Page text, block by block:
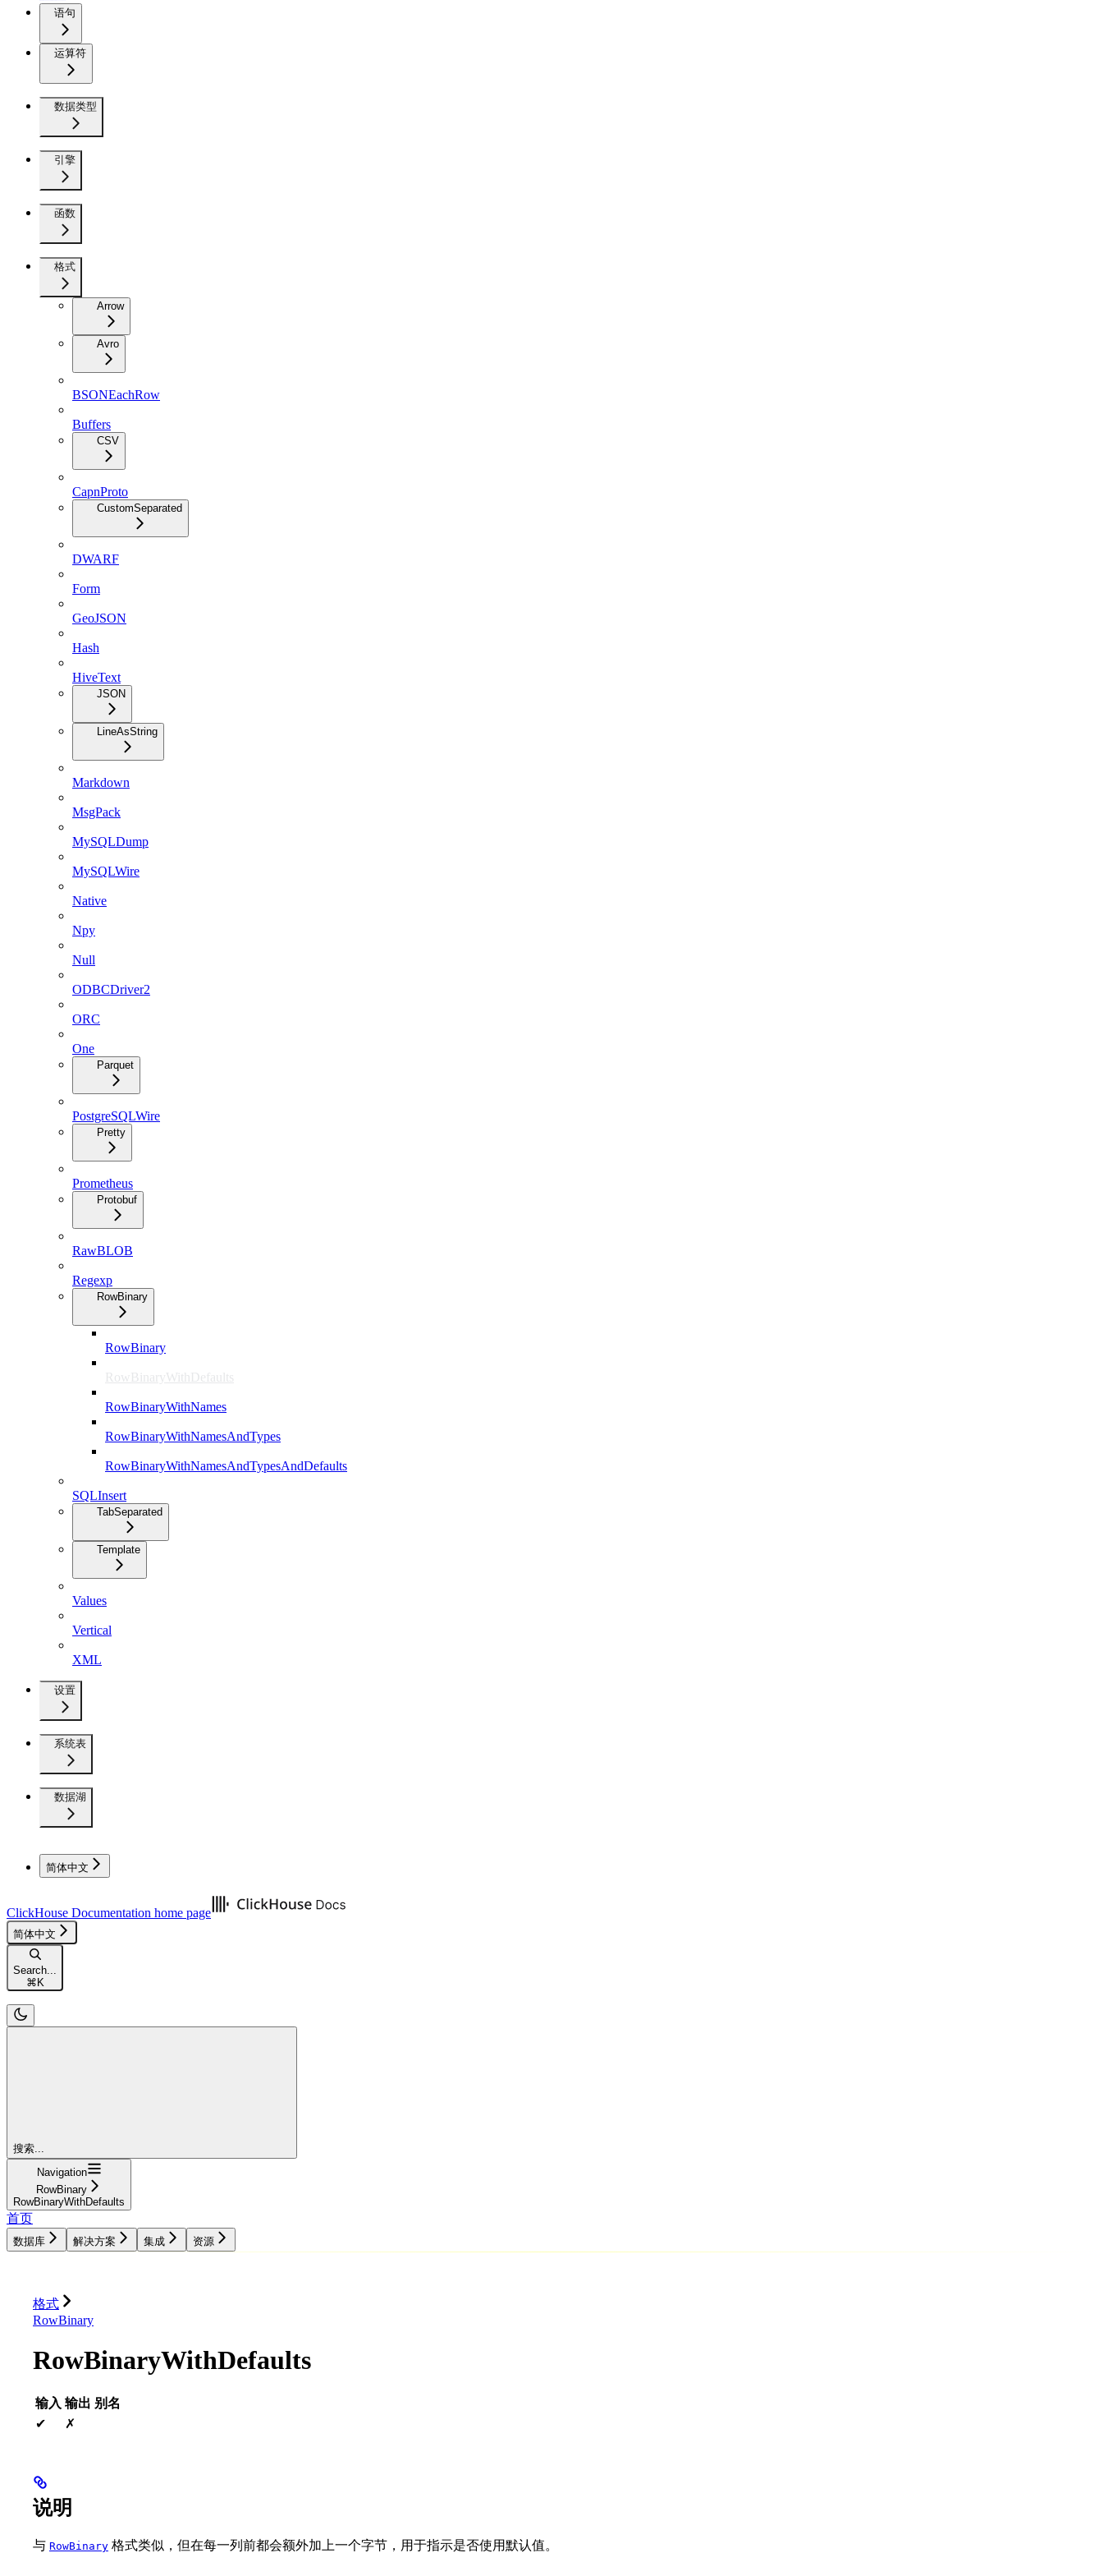
语句
运算符
数据类型
引擎
函数
格式
Arrow
Avro
BSONEachRow
Buffers
CSV
CapnProto
CustomSeparated
DWARF
Form
GeoJSON
Hash
HiveText
JSON
LineAsString
Markdown
MsgPack
MySQLDump
MySQLWire
Native
Npy
Null
ODBCDriver2
ORC
One
Parquet
PostgreSQLWire
Pretty
Prometheus
Protobuf
RawBLOB
Regexp
RowBinary
RowBinary
RowBinaryWithDefaults
RowBinaryWithNames
RowBinaryWithNamesAndTypes
RowBinaryWithNamesAndTypesAndDefaults
SQLInsert
TabSeparated
Template
Values
Vertical
XML
设置
系统表
数据湖
简体中文
ClickHouse Documentation home page
简体中文
Search...
⌘K
搜索...
Navigation
RowBinary
RowBinaryWithDefaults
首页
数据库 解决方案 集成 资源
格式
RowBinary
RowBinaryWithDefaults
输入 输出 别名
✔
✗
说明
与 RowBinary 格式类似，但在每一列前都会额外加上一个字节，用于指示是否使用默认值。